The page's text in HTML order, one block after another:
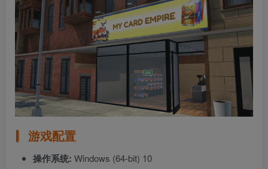
游戏配置
操作系统: Windows (64-bit) 10